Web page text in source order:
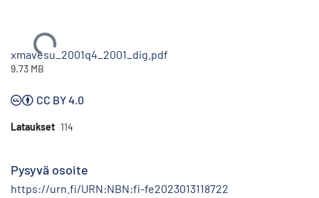
Ladataan...
xmavesu_2001q4_2001_dig.pdf
9.73 MB
CC BY 4.0
Lataukset 114
Pysyvä osoite
https://urn.fi/URN:NBN:fi-fe2023013118722